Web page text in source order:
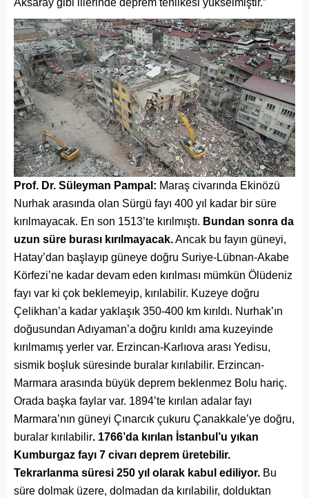
Prof. Dr. Süleyman Pampal: Maraş civarında Ekinözü
Nurhak arasında olan Sürgü fayı 400 yıl kadar bir süre
kırılmayacak. En son 1513’te kırılmıştı. Bundan sonra da
uzun süre burası kırılmayacak.Ancak bu fayın güneyi,
Hatay’dan başlayıp güneye doğru Suriye-Lübnan-Akabe
Körfezi’ne kadar devam eden kırılması mümkün Ölüdeniz
fayı var ki çok beklemeyip, kırılabilir. Kuzeye doğru
Çelikhan’a kadar yaklaşık 350-400 km kırıldı. Nurhak’ın
doğusundan Adıyaman’a doğru kırıldı ama kuzeyinde
kırılmamış yerler var. Erzincan-Karlıova arası Yedisu,
sismik boşluk süresinde buralar kırılabilir. Erzincan-
Marmara arasında büyük deprem beklenmez Bolu hariç.
Orada başka faylar var. 1894’te kırılan adalar fayı
Marmara’nın güneyi Çınarcık çukuru Çanakkale’ye doğru,
buralar kırılabilir. 1766’da kırılan İstanbul’u yıkan
Kumburgaz fayı 7 civarı deprem üretebilir.
Tekrarlanma süresi 250 yıl olarak kabul ediliyor. Bu
süre dolmak üzere, dolmadan da kırılabilir, dolduktan